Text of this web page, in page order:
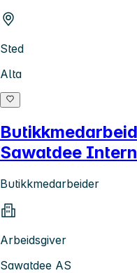
Sted
Alta
Sawatdee
Butikkmedarbeider
Arbeidsgiver
Sawatdee AS